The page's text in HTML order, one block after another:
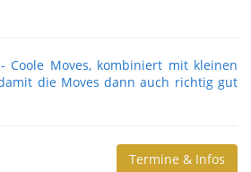
Coole Moves, kombiniert mit kleinen
die Moves dann auch richtig gut
Termine & Infos